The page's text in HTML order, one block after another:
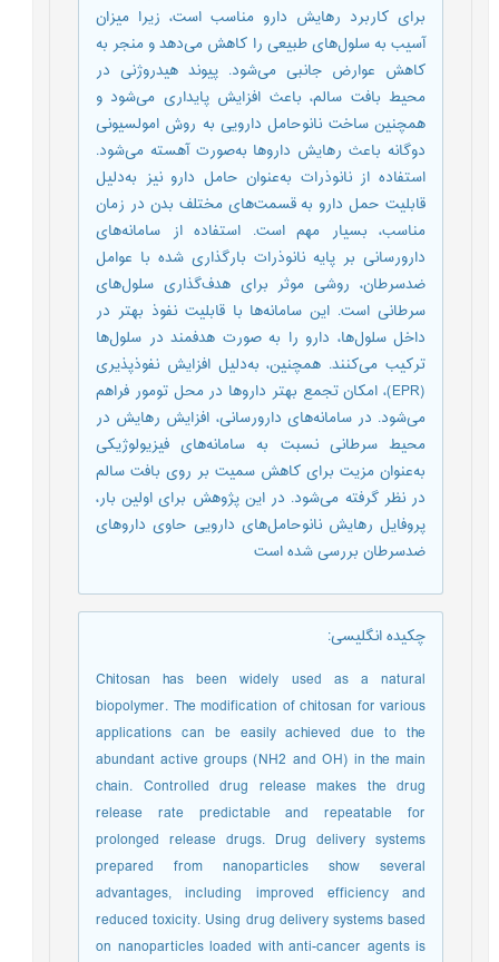
برای کاربرد رهایش دارو مناسب است، زیرا میزان
آسیب به سلول‌های طبیعی را کاهش می‌دهد و منجر به
کاهش عوارض جانبی می‌شود. پیوند هیدروژنی در
محیط بافت سالم، باعث افزایش پایداری می‌شود و
همچنین ساخت نانوحامل دارویی به روش امولسیونی
دوگانه باعث رهایش داروها به‌صورت آهسته می‌شود.
استفاده از نانوذرات به‌عنوان حامل دارو نیز به‌دلیل
قابلیت حمل دارو به قسمت‌های مختلف بدن در زمان
مناسب، بسیار مهم است. استفاده از سامانه‌های
دارورسانی بر پایه نانوذرات بارگذاری شده با عوامل
ضدسرطان، روشی موثر برای هدف‌گذاری سلول‌های
سرطانی است. این سامانه‌ها با قابلیت نفوذ بهتر در
داخل سلول‌ها، دارو را به صورت هدفمند در سلول‌ها
ترکیب می‌کنند. همچنین، به‌دلیل افزایش نفوذپذیری
(EPR)، امکان تجمع بهتر داروها در محل تومور فراهم
می‌شود. در سامانه‌های دارورسانی، افزایش رهایش در
محیط سرطانی نسبت به سامانه‌های فیزیولوژیکی
به‌عنوان مزیت برای کاهش سمیت بر روی بافت سالم
در نظر گرفته می‌شود. در این پژوهش برای اولین بار،
پروفایل رهایش نانوحامل‌های دارویی حاوی داروهای
ضدسرطان بررسی شده است
چکیده انگلیسی:
Chitosan has been widely used as a natural
biopolymer. The modification of chitosan for various
applications can be easily achieved due to the
abundant active groups (NH2 and OH) in the main
chain. Controlled drug release makes the drug
release rate predictable and repeatable for
prolonged release drugs. Drug delivery systems
prepared from nanoparticles show several
advantages, including improved efficiency and
reduced toxicity. Using drug delivery systems based
on nanoparticles loaded with anti-cancer agents is